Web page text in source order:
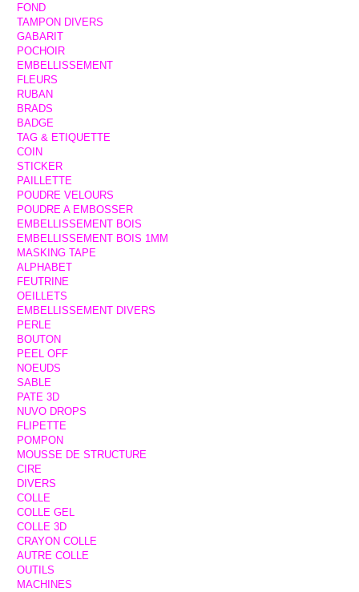
FOND
TAMPON DIVERS
GABARIT
POCHOIR
EMBELLISSEMENT
FLEURS
RUBAN
BRADS
BADGE
TAG & ETIQUETTE
COIN
STICKER
PAILLETTE
POUDRE VELOURS
POUDRE A EMBOSSER
EMBELLISSEMENT BOIS
EMBELLISSEMENT BOIS 1MM
MASKING TAPE
ALPHABET
FEUTRINE
OEILLETS
EMBELLISSEMENT DIVERS
PERLE
BOUTON
PEEL OFF
NOEUDS
SABLE
PATE 3D
NUVO DROPS
FLIPETTE
POMPON
MOUSSE DE STRUCTURE
CIRE
DIVERS
COLLE
COLLE GEL
COLLE 3D
CRAYON COLLE
AUTRE COLLE
OUTILS
MACHINES